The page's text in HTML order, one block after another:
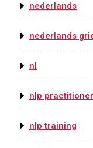
nederlands
nederlands
nl
nlp practitioner
nlp training